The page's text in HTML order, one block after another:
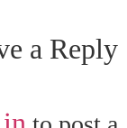
a Reply